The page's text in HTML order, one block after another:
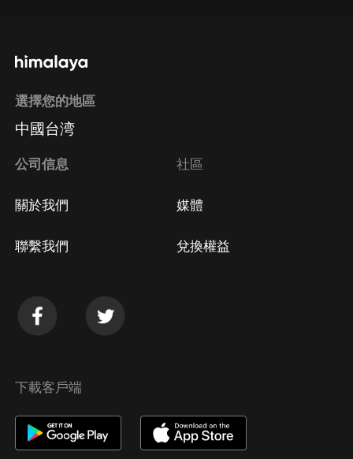
選擇您的地區
中國台湾
公司信息
關於我們
聯繫我們
社區
媒體
兌換權益
下載客戶端